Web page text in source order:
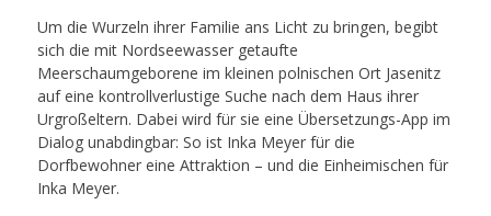
Um die Wurzeln ihrer Familie ans Licht zu bringen, begibt
sich die mit Nordseewasser getaufte
Meerschaumgeborene im kleinen polnischen Ort Jasenitz
auf eine kontrollverlustige Suche nach dem Haus ihrer
Urgroßeltern. Dabei wird für sie eine Übersetzungs-App im
Dialog unabdingbar: So ist Inka Meyer für die
Dorfbewohner eine Attraktion – und die Einheimischen für
Inka Meyer.